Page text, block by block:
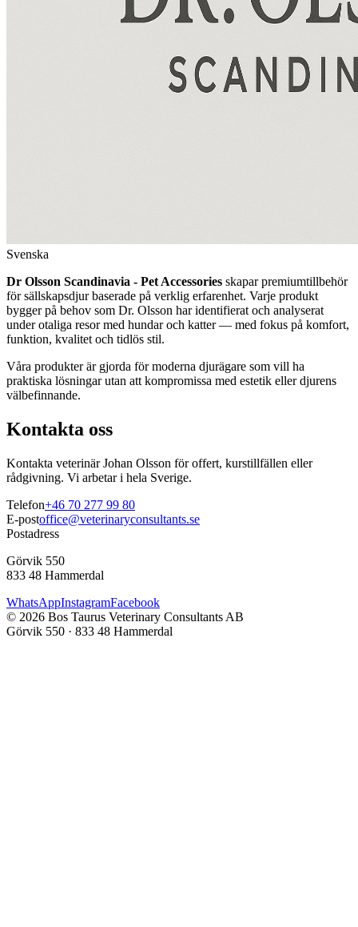
Svenska
Dr Olsson Scandinavia - Pet Accessories skapar premiumtillbehör
för sällskapsdjur baserade på verklig erfarenhet. Varje produkt
bygger på behov som Dr. Olsson har identifierat och analyserat
under otaliga resor med hundar och katter — med fokus på komfort,
funktion, kvalitet och tidlös stil.
Våra produkter är gjorda för moderna djurägare som vill ha
praktiska lösningar utan att kompromissa med estetik eller djurens
välbefinnande.
Kontakta oss
Kontakta veterinär Johan Olsson för offert, kurstillfällen eller
rådgivning. Vi arbetar i hela Sverige.
Telefon+46 70 277 99 80
E-postoffice@veterinaryconsultants.se
Postadress
Görvik 550
833 48 Hammerdal
WhatsAppInstagramFacebook
© 2026 Bos Taurus Veterinary Consultants AB
Görvik 550 · 833 48 Hammerdal